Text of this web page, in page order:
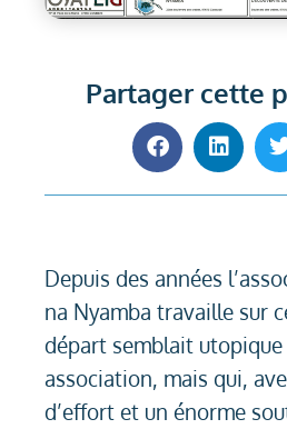
Partager cette
Depuis des années
na Nyamba travaille sur
départ semblait
association, mais qui,
d’effort et un énorme